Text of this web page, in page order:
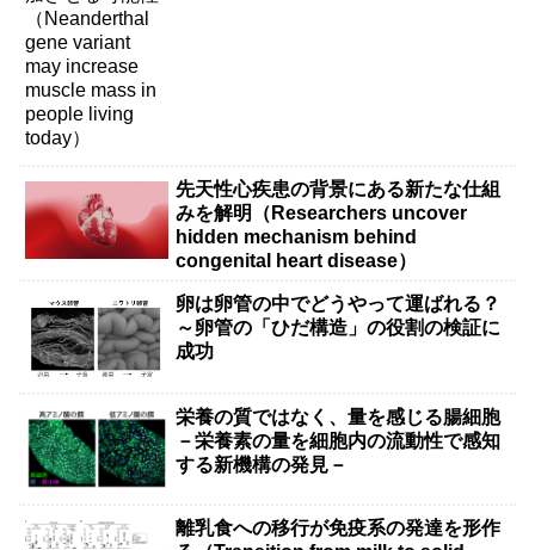
先天性心疾患の背景にある新たな仕組
みを解明（Researchers uncover
hidden mechanism behind
congenital heart disease）
卵は卵管の中でどうやって運ばれる？
～卵管の「ひだ構造」の役割の検証に
成功
栄養の質ではなく、量を感じる腸細胞
－栄養素の量を細胞内の流動性で感知
する新機構の発見－
離乳食への移行が免疫系の発達を形作